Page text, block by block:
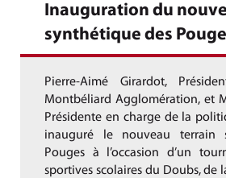
Inauguration du
synthétique des
Pierre-Aimé Girardot,
Montbéliard Agglomération, et
Présidente en charge de la
inauguré le nouveau terrain
Pouges à l’occasion d’un
sportives scolaires du Doubs, de